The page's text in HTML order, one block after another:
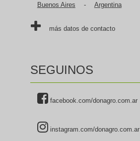
Buenos Aires - Argentina
más datos de contacto
SEGUINOS
facebook.com/donagro.com.ar
instagram.com/donagro.com.ar